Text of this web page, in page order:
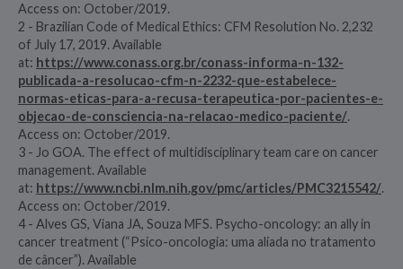
Access on: October/2019.
2 - Brazilian Code of Medical Ethics: CFM Resolution No. 2,232
of July 17, 2019. Available
at: https://www.conass.org.br/conass-informa-n-132-
publicada-a-resolucao-cfm-n-2232-que-estabelece-
normas-eticas-para-a-recusa-terapeutica-por-pacientes-e-
objecao-de-consciencia-na-relacao-medico-paciente/.
Access on: October/2019.
3 - Jo GOA. The effect of multidisciplinary team care on cancer
management. Available
at: https://www.ncbi.nlm.nih.gov/pmc/articles/PMC3215542/.
Access on: October/2019.
4 - Alves GS, Viana JA, Souza MFS. Psycho-oncology: an ally in
cancer treatment (“Psico-oncologia: uma aliada no tratamento
de câncer”). Available